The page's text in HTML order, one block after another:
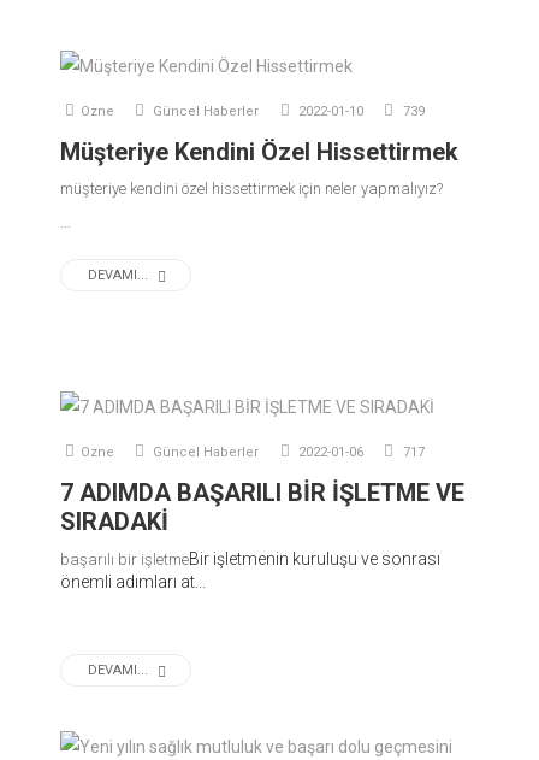
Ozne Güncel Haberler 2022-01-10 739
Müşteriye Kendini Özel Hissettirmek
müşteriye kendini özel hissettirmek için neler yapmalıyız?
DEVAMI...
Ozne Güncel Haberler 2022-01-06 717
7 ADIMDA BAŞARILI BİR İŞLETME VE
SIRADAKİ
başarılı bir işletmeBir işletmenin kuruluşu ve sonrası
önemli adımları at...
DEVAMI...